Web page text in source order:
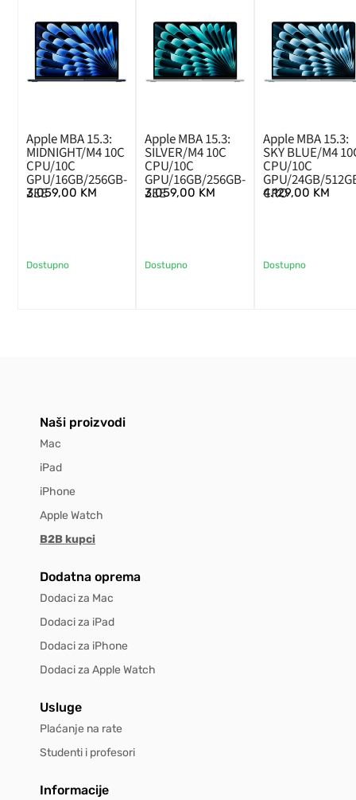
Apple MBA 15.3:
MIDNIGHT/M4 10C
CPU/10C
GPU/16GB/256GB-
ZEE
3.059,00 KM
Dostupno
Apple MBA 15.3:
SILVER/M4 10C
CPU/10C
GPU/16GB/256GB-
ZEE
3.059,00 KM
Dostupno
Apple MBA 15.3:
SKY BLUE/M4
CPU/10C
GPU/24GB/
CRO
4.129,00 KM
Dostupno
Naši proizvodi
Mac
iPad
iPhone
Apple Watch
B2B kupci
Dodatna oprema
Dodaci za Mac
Dodaci za iPad
Dodaci za iPhone
Dodaci za Apple Watch
Usluge
Plaćanje na rate
Studenti i profesori
Informacije